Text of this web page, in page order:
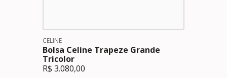
CELINE
Bolsa Celine Trapeze Grande
Tricolor
R$ 3.080,00